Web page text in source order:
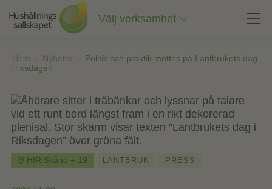
innehåll
Välj verksamhet
Hem Nyheter
Politik och praktik möttes på Lantbrukets dag
i riksdagen
HIR Skåne + 19 LANTBRUK PRESS